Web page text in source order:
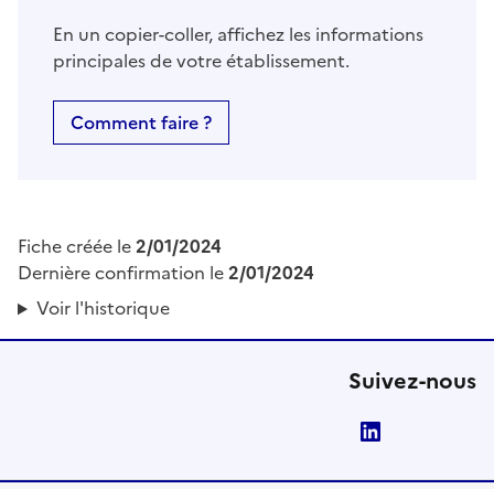
En un copier-coller, affichez les informations
principales de votre établissement.
Comment faire ?
Fiche créée le2/01/2024
Dernière confirmation le2/01/2024
Voir l'historique
Suivez-nous